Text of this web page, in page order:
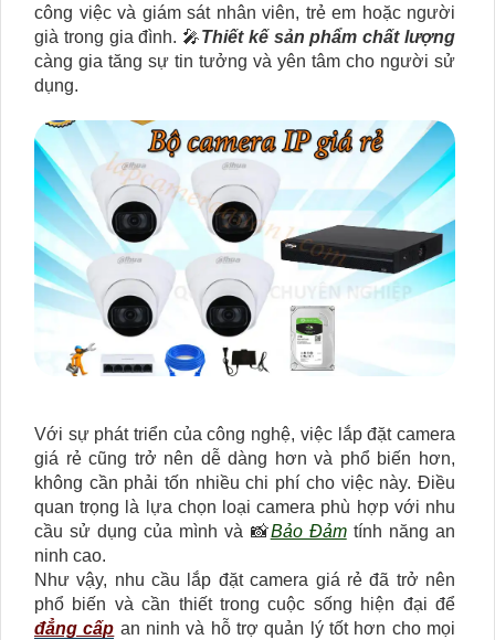
công việc và giám sát nhân viên, trẻ em hoặc người
già trong gia đình. 🎤Thiết kế sản phẩm chất lượng
càng gia tăng sự tin tưởng và yên tâm cho người sử
dụng.
Với sự phát triển của công nghệ, việc lắp đặt camera
giá rẻ cũng trở nên dễ dàng hơn và phổ biến hơn,
không cần phải tốn nhiều chi phí cho việc này. Điều
quan trọng là lựa chọn loại camera phù hợp với nhu
cầu sử dụng của mình và 📸Bảo Đảmtính năng an
ninh cao.
Như vậy, nhu cầu lắp đặt camera giá rẻ đã trở nên
phổ biến và cần thiết trong cuộc sống hiện đại để
đẳng cấp an ninh và hỗ trợ quản lý tốt hơn cho mọi